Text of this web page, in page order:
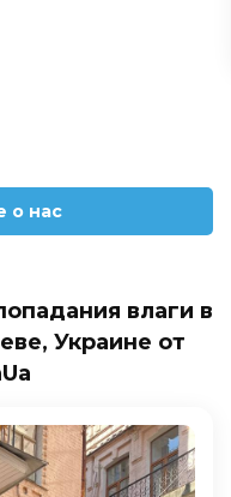
о нас
влаги в
Украине от